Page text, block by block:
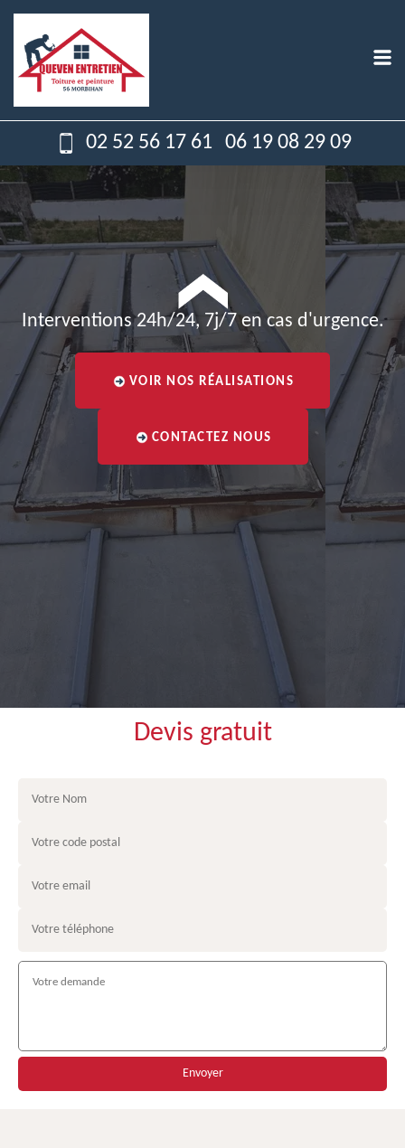
02 52 56 17 61 06 19 08 29 09
Interventions 24h/24, 7j/7 en cas d'urgence.
VOIR NOS RÉALISATIONS
CONTACTEZ NOUS
Devis gratuit